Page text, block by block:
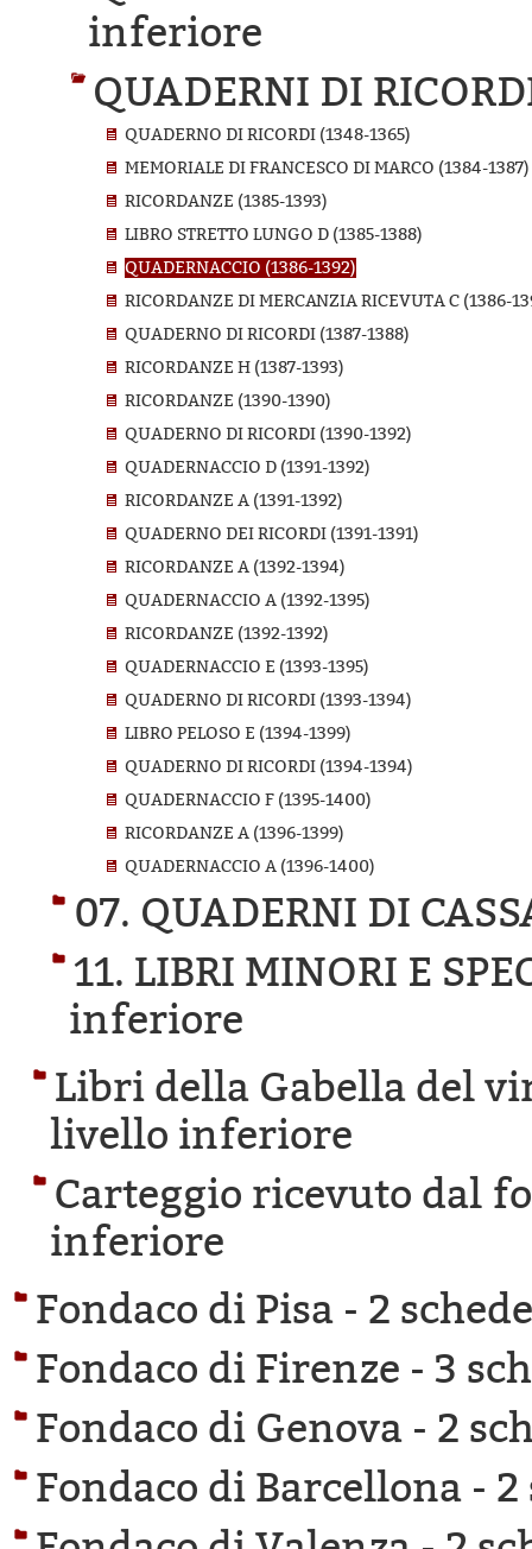
inferiore
QUADERNI DI
QUADERNO DI RICORDI (1348-1365)
MEMORIALE DI FRANCESCO DI MARCO (1384-1387)
RICORDANZE (1385-1393)
LIBRO STRETTO LUNGO D (1385-1388)
QUADERNACCIO (1386-1392)
RICORDANZE DI MERCANZIA RICEVUTA C (1386-
QUADERNO DI RICORDI (1387-1388)
RICORDANZE H (1387-1393)
RICORDANZE (1390-1390)
QUADERNO DI RICORDI (1390-1392)
QUADERNACCIO D (1391-1392)
RICORDANZE A (1391-1392)
QUADERNO DEI RICORDI (1391-1391)
RICORDANZE A (1392-1394)
QUADERNACCIO A (1392-1395)
RICORDANZE (1392-1392)
QUADERNACCIO E (1393-1395)
QUADERNO DI RICORDI (1393-1394)
LIBRO PELOSO E (1394-1399)
QUADERNO DI RICORDI (1394-1394)
QUADERNACCIO F (1395-1400)
RICORDANZE A (1396-1399)
QUADERNACCIO A (1396-1400)
07. QUADERNI DI
11. LIBRI MINORI E
inferiore
Libri della Gabella del
livello inferiore
Carteggio ricevuto dal
inferiore
Fondaco di Pisa - 2
Fondaco di Firenze - 3
Fondaco di Genova - 2
Fondaco di Barcellona - 2